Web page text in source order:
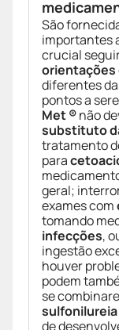
São
importantes
crucial
orientações
diferentes
pontos a
Met ®não
substituto
tratamento
para
geral;
exames com
tomando
infecções,
ingestão
houver
podem
se
sulfonilureia
de